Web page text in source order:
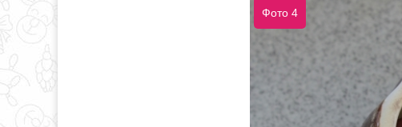
Фото 4